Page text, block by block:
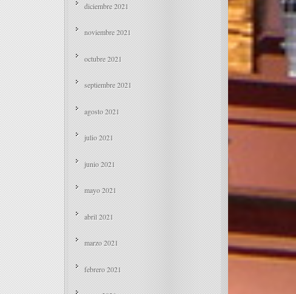
diciembre 2021
noviembre 2021
octubre 2021
septiembre 2021
agosto 2021
julio 2021
junio 2021
mayo 2021
abril 2021
marzo 2021
febrero 2021